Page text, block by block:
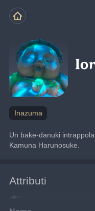
Inazuma
Un bake-danuki
Kamuna Harunosuke.
Attributi